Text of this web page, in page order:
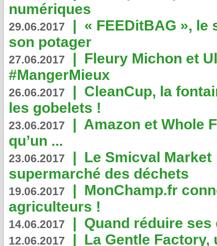
numériques
29.06.2017 | « FEEDitBAG », le
son potager
27.06.2017 | Fleury Michon et
#MangerMieux
26.06.2017 | CleanCup, la
les gobelets !
23.06.2017 | Amazon et Whole
qu’un ...
23.06.2017 | Le Smicval
supermarché des déchets
19.06.2017 | MonChamp.fr
agriculteurs !
14.06.2017 | Quand réduire
12.06.2017 | La Gentle